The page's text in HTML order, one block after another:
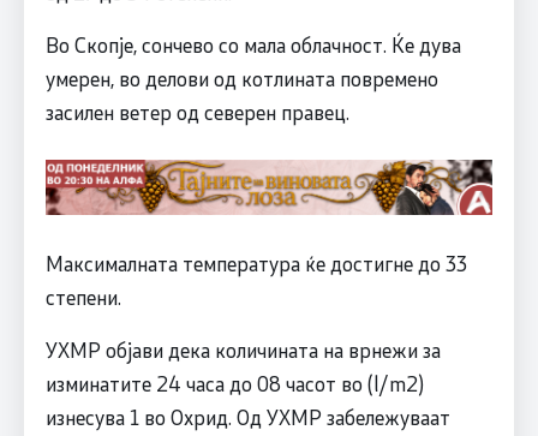
Во Скопје, сончево со мала облачност. Ќе дува
умерен, во делови од котлината повремено
засилен ветер од северен правец.
Максималната температура ќе достигне до 33
степени.
УХМР објави дека количината на врнежи за
изминатите 24 часа до 08 часот во (l/m2)
изнесува 1 во Охрид. Од УХМР забележуваат